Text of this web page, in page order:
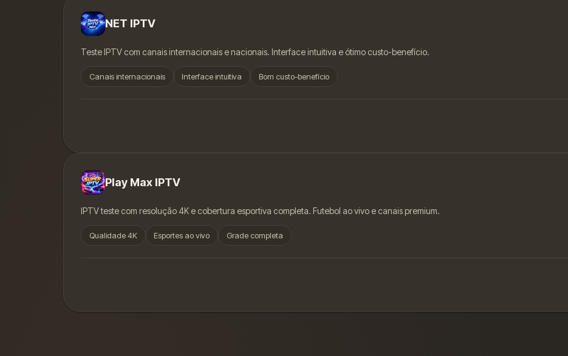
NET IPTV
Teste IPTV com canais internacionais e nacionais. Interface intuitiva e ótimo custo-benefício.
Canais internacionais Interface intuitiva Bom custo-benefício
Play Max IPTV
IPTV teste com resolução 4K e cobertura esportiva completa. Futebol ao vivo e canais premium.
Qualidade 4K Esportes ao vivo Grade completa